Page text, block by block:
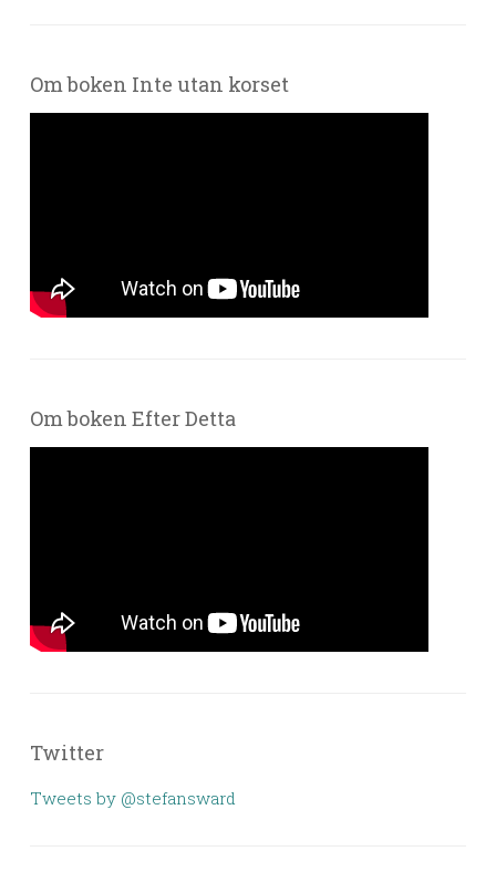
Om boken Inte utan korset
Om boken Efter Detta
Twitter
Tweets by @stefansward